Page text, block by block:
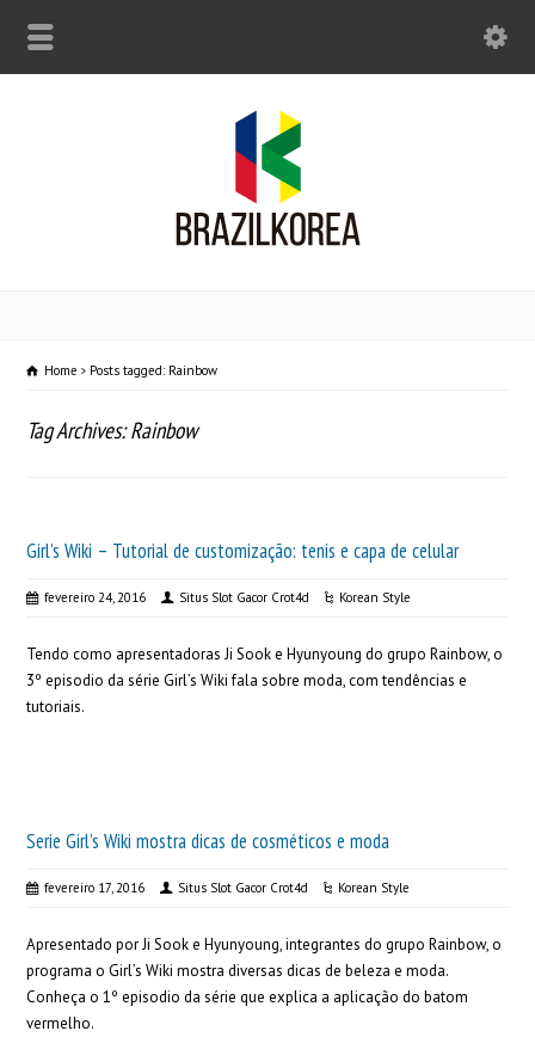
Home Posts tagged: Rainbow
Tag Archives: Rainbow
Girl’s Wiki – Tutorial de customização: tenis e capa de celular
fevereiro 24, 2016 Situs Slot Gacor Crot4d Korean Style
Tendo como apresentadoras Ji Sook e Hyunyoung do grupo Rainbow, o
3º episodio da série Girl’s Wiki fala sobre moda, com tendências e
tutoriais.
Serie Girl’s Wiki mostra dicas de cosméticos e moda
fevereiro 17, 2016 Situs Slot Gacor Crot4d Korean Style
Apresentado por Ji Sook e Hyunyoung, integrantes do grupo Rainbow, o
programa o Girl’s Wiki mostra diversas dicas de beleza e moda.
Conheça o 1º episodio da série que explica a aplicação do batom
vermelho.